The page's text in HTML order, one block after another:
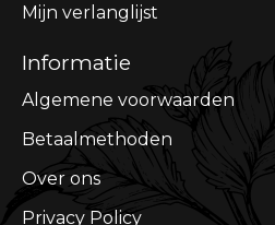
Mijn verlanglijst
Informatie
Algemene voorwaarden
Betaalmethoden
Over ons
Privacy Policy